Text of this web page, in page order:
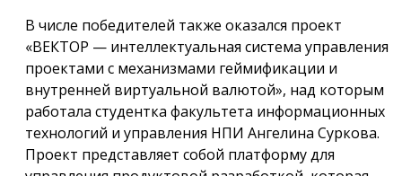
В числе победителей также оказался проект
«ВЕКТОР — интеллектуальная система управления
проектами с механизмами геймификации и
внутренней виртуальной валютой», над которым
работала студентка факультета информационных
технологий и управления НПИ Ангелина Суркова.
Проект представляет собой платформу для